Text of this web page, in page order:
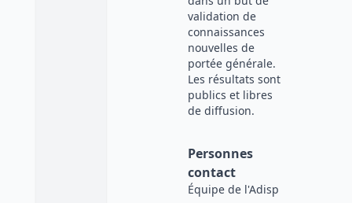
validation de
connaissances
nouvelles de
portée générale.
Les résultats sont
publics et libres
de diffusion.
Personnes
contact
Équipe de l'Adisp